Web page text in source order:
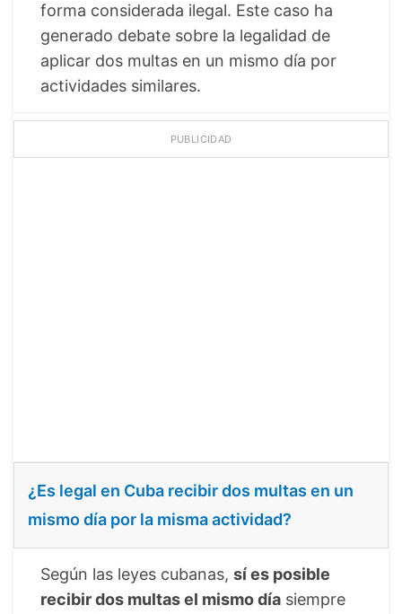
forma considerada ilegal. Este caso ha
generado debate sobre la legalidad de
aplicar dos multas en un mismo día por
actividades similares.
PUBLICIDAD
¿Es legal en Cuba recibir dos multas en un
mismo día por la misma actividad?
Según las leyes cubanas, sí es posible
recibir dos multas el mismo día siempre